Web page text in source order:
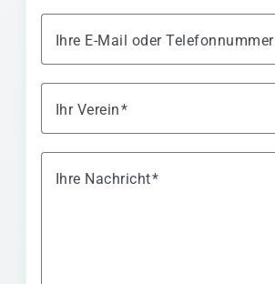
Ihre E-Mail oder Telefonnummer
Ihr Verein
Ihre Nachricht